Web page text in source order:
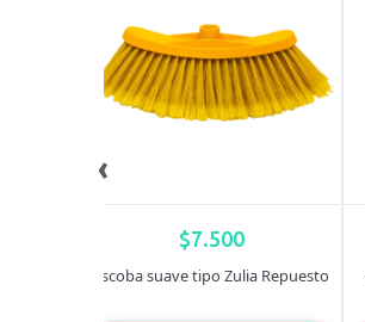
‹
$7.500
Escoba suave tipo Zulia Repuesto